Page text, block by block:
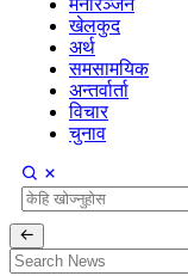
मनोरञ्जन
खेलकुद
अर्थ
समसामयिक
अन्तर्वार्ता
विचार
चुनाव